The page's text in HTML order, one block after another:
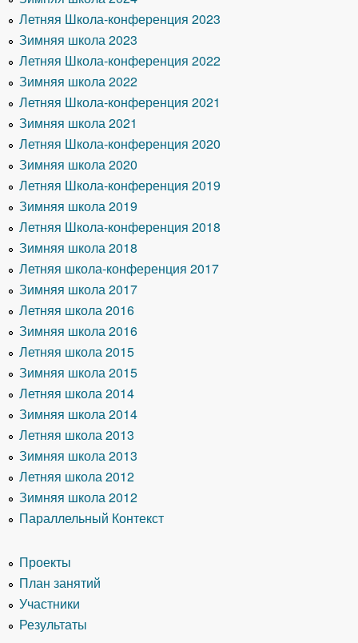
Летняя Школа-конференция 2023
Зимняя школа 2023
Летняя Школа-конференция 2022
Зимняя школа 2022
Летняя Школа-конференция 2021
Зимняя школа 2021
Летняя Школа-конференция 2020
Зимняя школа 2020
Летняя Школа-конференция 2019
Зимняя школа 2019
Летняя Школа-конференция 2018
Зимняя школа 2018
Летняя школа-конференция 2017
Зимняя школа 2017
Летняя школа 2016
Зимняя школа 2016
Летняя школа 2015
Зимняя школа 2015
Летняя школа 2014
Зимняя школа 2014
Летняя школа 2013
Зимняя школа 2013
Летняя школа 2012
Зимняя школа 2012
Параллельный Контекст
Проекты
План занятий
Участники
Результаты